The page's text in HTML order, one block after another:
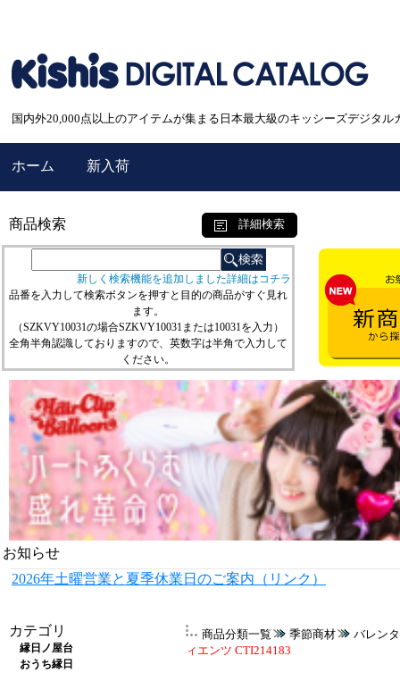
国内外20,000点以上のアイテムが集まる日本最大級のキッシーズデジタル
ホーム 新入荷
商品検索 詳細検索
新しく検索機能を追加しました詳細はコチラ
品番を入力して検索ボタンを押すと目的の商品がすぐ見れ
ます。
（SZKVY10031の場合SZKVY10031または10031を入力）
全角半角認識しておりますので、英数字は半角で入力して
ください。
お知らせ
2026年土曜営業と夏季休業日のご案内（リンク）
カテゴリ
縁日ノ屋台
おうち縁日
商品分類一覧 季節商材
バレン
ィエンツ CTI214183